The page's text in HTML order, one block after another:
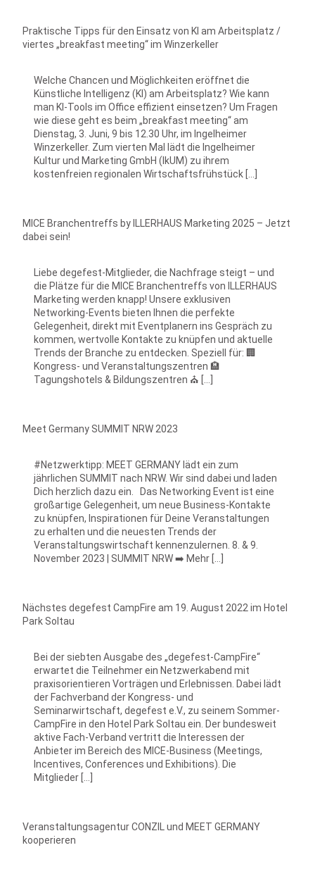
Praktische Tipps für den Einsatz von KI am Arbeitsplatz /
viertes „breakfast meeting“ im Winzerkeller
Welche Chancen und Möglichkeiten eröffnet die
Künstliche Intelligenz (KI) am Arbeitsplatz? Wie kann
man KI-Tools im Office effizient einsetzen? Um Fragen
wie diese geht es beim „breakfast meeting“ am
Dienstag, 3. Juni, 9 bis 12.30 Uhr, im Ingelheimer
Winzerkeller. Zum vierten Mal lädt die Ingelheimer
Kultur und Marketing GmbH (IkUM) zu ihrem
kostenfreien regionalen Wirtschaftsfrühstück […]
MICE Branchentreffs by ILLERHAUS Marketing 2025 – Jetzt
dabei sein!
Liebe degefest-Mitglieder, die Nachfrage steigt – und
die Plätze für die MICE Branchentreffs von ILLERHAUS
Marketing werden knapp! Unsere exklusiven
Networking-Events bieten Ihnen die perfekte
Gelegenheit, direkt mit Eventplanern ins Gespräch zu
kommen, wertvolle Kontakte zu knüpfen und aktuelle
Trends der Branche zu entdecken. Speziell für: 🏢
Kongress- und Veranstaltungszentren 🏨
Tagungshotels & Bildungszentren ⛪ […]
Meet Germany SUMMIT NRW 2023
#Netzwerktipp: MEET GERMANY lädt ein zum
jährlichen SUMMIT nach NRW. Wir sind dabei und laden
Dich herzlich dazu ein. Das Networking Event ist eine
großartige Gelegenheit, um neue Business-Kontakte
zu knüpfen, Inspirationen für Deine Veranstaltungen
zu erhalten und die neuesten Trends der
Veranstaltungswirtschaft kennenzulernen. 8. & 9.
November 2023 | SUMMIT NRW ➡️ Mehr […]
Nächstes degefest CampFire am 19. August 2022 im Hotel
Park Soltau
Bei der siebten Ausgabe des „degefest-CampFire“
erwartet die Teilnehmer ein Netzwerkabend mit
praxisorientieren Vorträgen und Erlebnissen. Dabei lädt
der Fachverband der Kongress- und
Seminarwirtschaft, degefest e.V., zu seinem Sommer-
CampFire in den Hotel Park Soltau ein. Der bundesweit
aktive Fach-Verband vertritt die Interessen der
Anbieter im Bereich des MICE-Business (Meetings,
Incentives, Conferences und Exhibitions). Die
Mitglieder […]
Veranstaltungsagentur CONZIL und MEET GERMANY
kooperieren